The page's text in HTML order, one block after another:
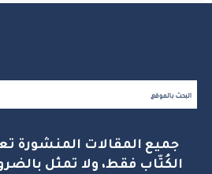
جميع المقالات
الكُتّاب فقط، ولا تمثل